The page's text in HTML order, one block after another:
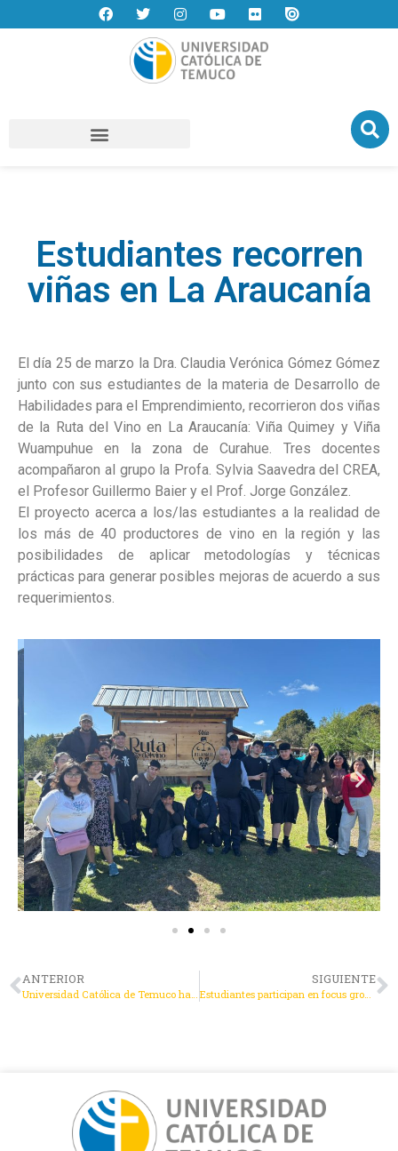
Estudiantes recorren
viñas en La Araucanía
El día 25 de marzo la Dra. Claudia Verónica Gómez Gómez
junto con sus estudiantes de la materia de Desarrollo de
Habilidades para el Emprendimiento, recorrieron dos viñas
de la Ruta del Vino en La Araucanía: Viña Quimey y Viña
Wuampuhue en la zona de Curahue. Tres docentes
acompañaron al grupo la Profa. Sylvia Saavedra del CREA,
el Profesor Guillermo Baier y el Prof. Jorge González.
El proyecto acerca a los/las estudiantes a la realidad de
los más de 40 productores de vino en la región y las
posibilidades de aplicar metodologías y técnicas
prácticas para generar posibles mejoras de acuerdo a sus
requerimientos.
ANTERIOR
Universidad Católica de Temuco habilitó punto único del SII para apoyar Operación Renta 2026
SIGUIENTE
Estudiantes participan en focus group sobre innovación financiera con el proyecto “Portfolio In Action (PIA)”